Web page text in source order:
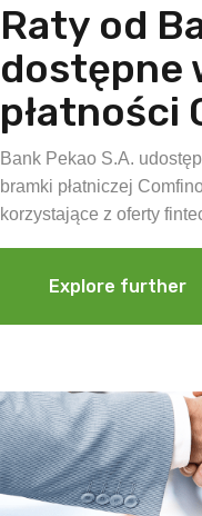
Raty od
dostępne
płatności
Bank Pekao S.A.
bramki płatniczej
korzystające z oferty
Explore further